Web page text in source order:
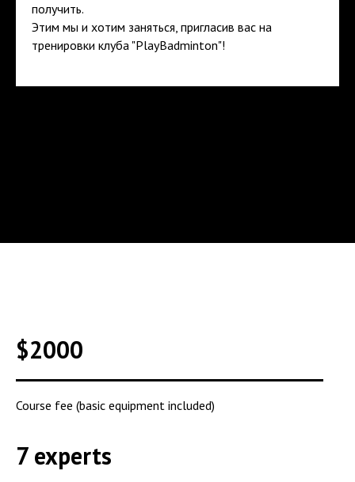
получить.
Этим мы и хотим заняться, пригласив вас на
тренировки клуба "PlayBadminton"!
$2000
Course fee (basic equipment included)
7 experts